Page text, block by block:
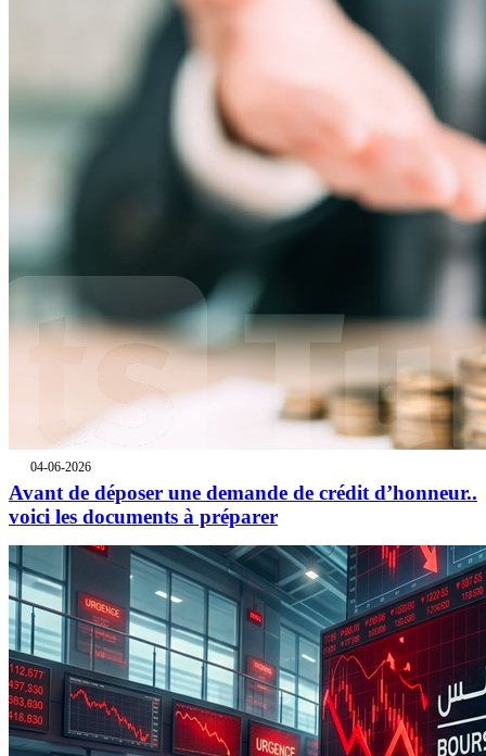
04-06-2026
Avant de déposer une demande de crédit d’honneur..
voici les documents à préparer